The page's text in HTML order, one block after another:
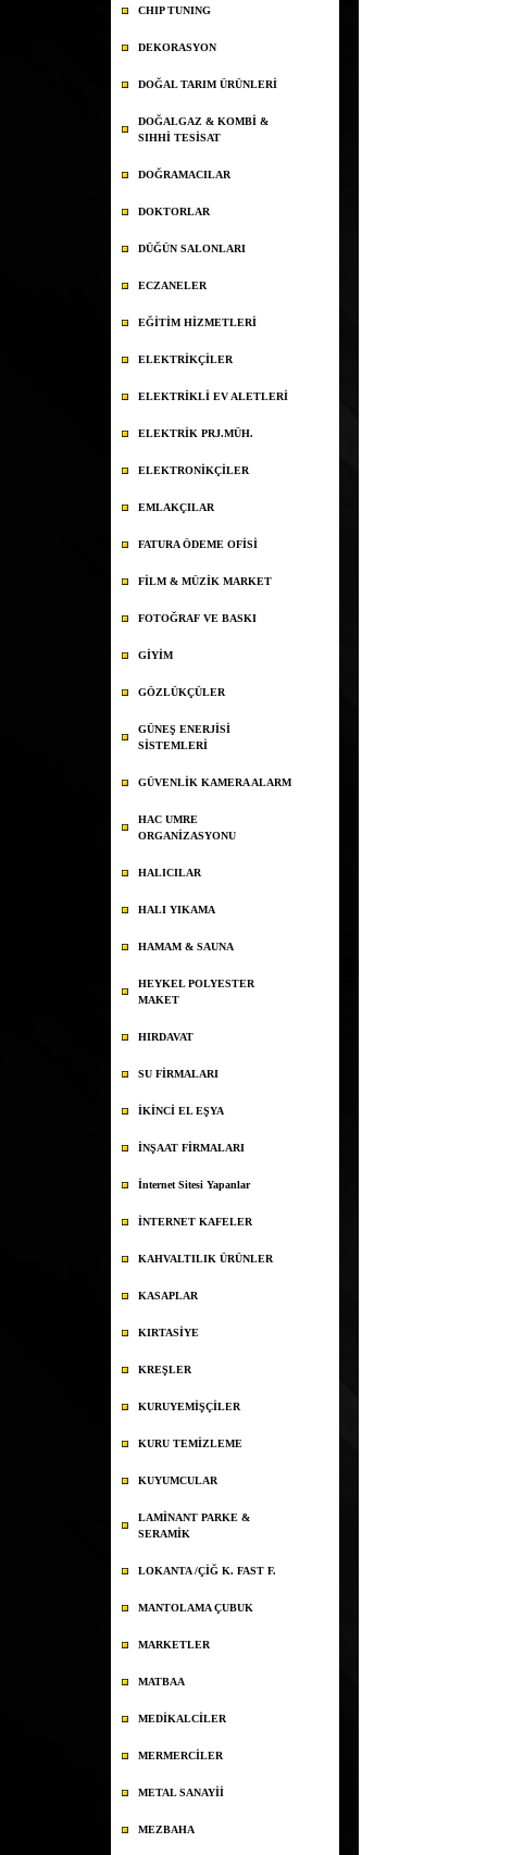
CHIP TUNING
DEKORASYON
DOĞAL TARIM ÜRÜNLERİ
DOĞALGAZ & KOMBİ &
SIHHİ TESİSAT
DOĞRAMACILAR
DOKTORLAR
DÜĞÜN SALONLARI
ECZANELER
EĞİTİM HİZMETLERİ
ELEKTRİKÇİLER
ELEKTRİKLİ EV ALETLERİ
ELEKTRİK PRJ.MÜH.
ELEKTRONİKÇİLER
EMLAKÇILAR
FATURA ÖDEME OFİSİ
FİLM & MÜZİK MARKET
FOTOĞRAF VE BASKI
GİYİM
GÖZLÜKÇÜLER
GÜNEŞ ENERJİSİ
SİSTEMLERİ
GÜVENLİK KAMERA ALARM
HAC UMRE
ORGANİZASYONU
HALICILAR
HALI YIKAMA
HAMAM & SAUNA
HEYKEL POLYESTER
MAKET
HIRDAVAT
SU FİRMALARI
İKİNCİ EL EŞYA
İNŞAAT FİRMALARI
İnternet Sitesi Yapanlar
İNTERNET KAFELER
KAHVALTILIK ÜRÜNLER
KASAPLAR
KIRTASİYE
KREŞLER
KURUYEMİŞÇİLER
KURU TEMİZLEME
KUYUMCULAR
LAMİNANT PARKE &
SERAMİK
LOKANTA /ÇİĞ K. FAST F.
MANTOLAMA ÇUBUK
MARKETLER
MATBAA
MEDİKALCİLER
MERMERCİLER
METAL SANAYİİ
MEZBAHA